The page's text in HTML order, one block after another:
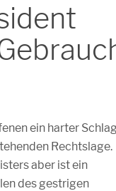
ein harter
Rechtslage.
aber ist ein
des gestrigen